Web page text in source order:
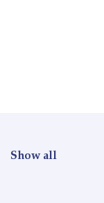
Show all